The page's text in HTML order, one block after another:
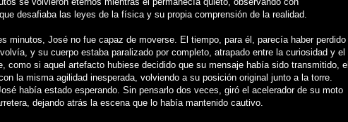
desafiaba las leyes de la física y su propia comprensión de la realidad.
minutos, José no fue capaz de moverse. El tiempo, para él, parecía haber perdido
y su cuerpo estaba paralizado por completo, atrapado entre la curiosidad y el
como si aquel artefacto hubiese decidido que su mensaje había sido transmitido, el
la misma agilidad inesperada, volviendo a su posición original junto a la torre.
había estado esperando. Sin pensarlo dos veces, giró el acelerador de su moto
dejando atrás la escena que lo había mantenido cautivo.